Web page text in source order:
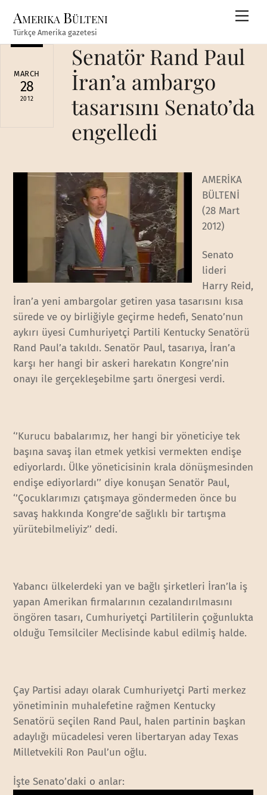
content
Amerika Bülteni
Türkçe Amerika gazetesi
MARCH
28
2012
Senatör Rand Paul
İran’a ambargo
tasarısını Senato’da
engelledi
AMERİKA
BÜLTENİ
(28 Mart
2012)
Senato
lideri
Harry Reid,
İran’a yeni ambargolar getiren yasa tasarısını kısa
sürede ve oy birliğiyle geçirme hedefi, Senato’nun
aykırı üyesi Cumhuriyetçi Partili Kentucky Senatörü
Rand Paul’a takıldı. Senatör Paul, tasarıya, İran’a
karşı her hangi bir askeri harekatın Kongre’nin
onayı ile gerçekleşebilme şartı önergesi verdi.
‘’Kurucu babalarımız, her hangi bir yöneticiye tek
başına savaş ilan etmek yetkisi vermekten endişe
ediyorlardı. Ülke yöneticisinin krala dönüşmesinden
endişe ediyorlardı’’ diye konuşan Senatör Paul,
‘’Çocuklarımızı çatışmaya göndermeden önce bu
savaş hakkında Kongre’de sağlıklı bir tartışma
yürütebilmeliyiz’’ dedi.
Yabancı ülkelerdeki yan ve bağlı şirketleri İran’la iş
yapan Amerikan firmalarının cezalandırılmasını
öngören tasarı, Cumhuriyetçi Partililerin çoğunlukta
olduğu Temsilciler Meclisinde kabul edilmiş halde.
Çay Partisi adayı olarak Cumhuriyetçi Parti merkez
yönetiminin muhalefetine rağmen Kentucky
Senatörü seçilen Rand Paul, halen partinin başkan
adaylığı mücadelesi veren libertaryan aday Texas
Milletvekili Ron Paul’un oğlu.
İşte Senato’daki o anlar: